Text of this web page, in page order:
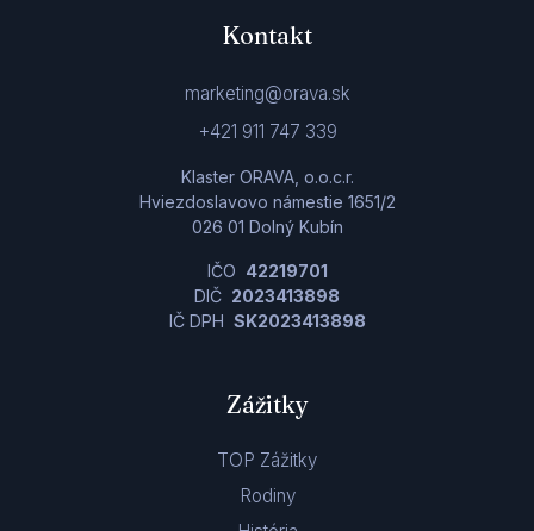
Kontakt
marketing@orava.sk
+421 911 747 339
Klaster ORAVA, o.o.c.r.
Hviezdoslavovo námestie 1651/2
026 01 Dolný Kubín
IČO 42219701
DIČ 2023413898
IČ DPH SK2023413898
Zážitky
TOP Zážitky
Rodiny